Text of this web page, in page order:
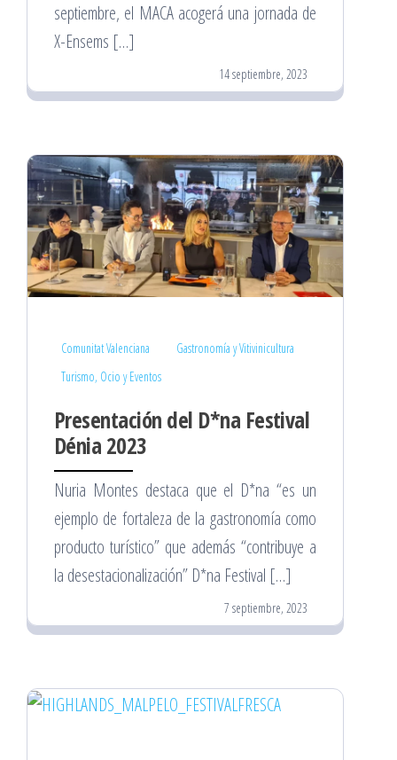
septiembre, el MACA acogerá una jornada de
X-Ensems […]
14 septiembre, 2023
Comunitat Valenciana
Gastronomía y Vitivinicultura
Turismo, Ocio y Eventos
Presentación del D*na Festival
Dénia 2023
Nuria Montes destaca que el D*na “es un
ejemplo de fortaleza de la gastronomía como
producto turístico” que además “contribuye a
la desestacionalización” D*na Festival […]
7 septiembre, 2023